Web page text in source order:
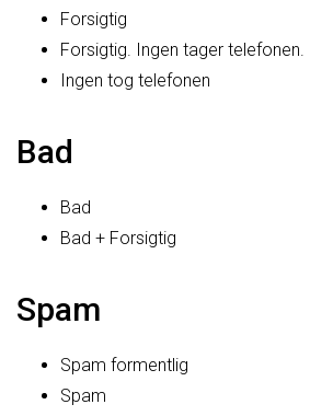
Forsigtig
Forsigtig. Ingen tager telefonen.
Ingen tog telefonen
Bad
Bad
Bad + Forsigtig
Spam
Spam formentlig
Spam